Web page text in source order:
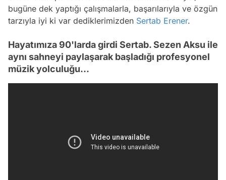
bugüne dek yaptığı çalışmalarla, başarılarıyla ve özgün
tarzıyla iyi ki var dediklerimizden Sertab Erener.
Hayatımıza 90'larda girdi Sertab. Sezen Aksu ile
aynı sahneyi paylaşarak başladığı profesyonel
müzik yolculuğu...